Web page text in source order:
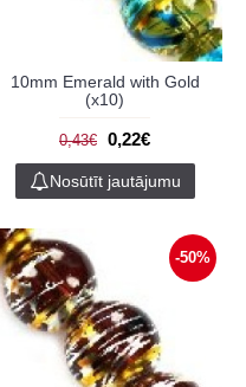
10mm Emerald with Gold
(x10)
0,43€ 0,22€
Nosūtīt jautājumu
-50%